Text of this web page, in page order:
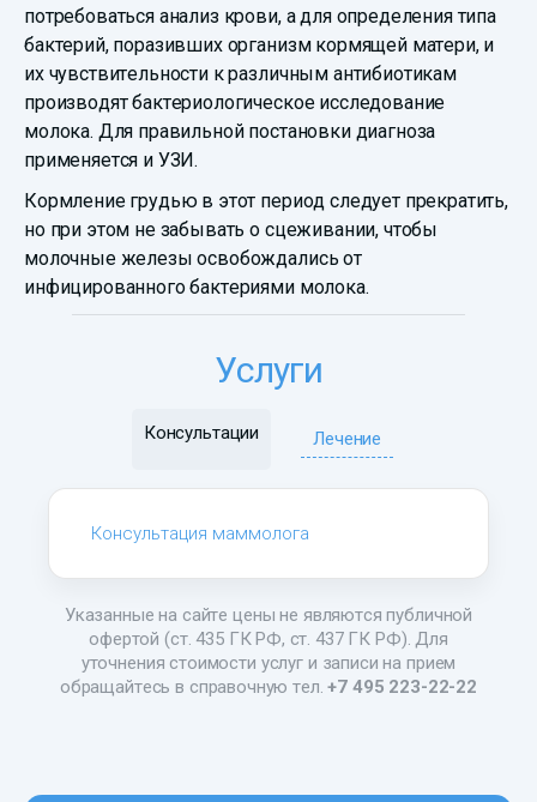
потребоваться анализ крови, а для определения типа
бактерий, поразивших организм кормящей матери, и
их чувствительности к различным антибиотикам
производят бактериологическое исследование
молока. Для правильной постановки диагноза
применяется и УЗИ.
Кормление грудью в этот период следует прекратить,
но при этом не забывать о сцеживании, чтобы
молочные железы освобождались от
инфицированного бактериями молока.
Услуги
Консультации Лечение
Консультация маммолога
Указанные на сайте цены не являются публичной
офертой (ст. 435 ГК РФ, ст. 437 ГК РФ). Для
уточнения стоимости услуг и записи на прием
обращайтесь в справочную тел.+7 495 223-22-22